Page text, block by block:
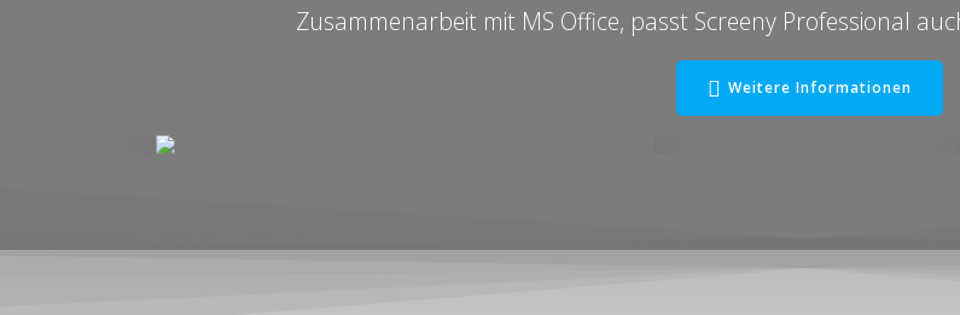
Zusammenarbeit mit MS Office, passt Screeny Professional
Weitere Informationen